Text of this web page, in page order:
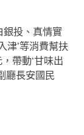
銀投、真情實
津’等消費幫扶
帶動‘甘味出
廳長安國民